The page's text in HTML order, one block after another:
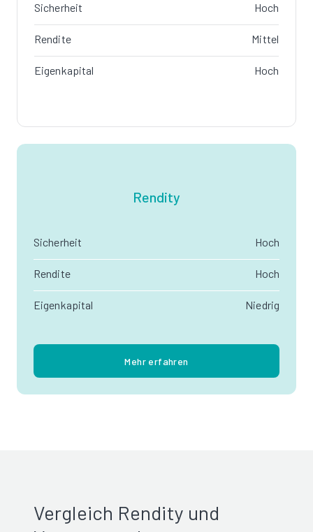
Sicherheit Hoch
Rendite Mittel
Eigenkapital Hoch
Rendity
Sicherheit Hoch
Rendite Hoch
Eigenkapital Niedrig
Mehr erfahren
Vergleich Rendity und